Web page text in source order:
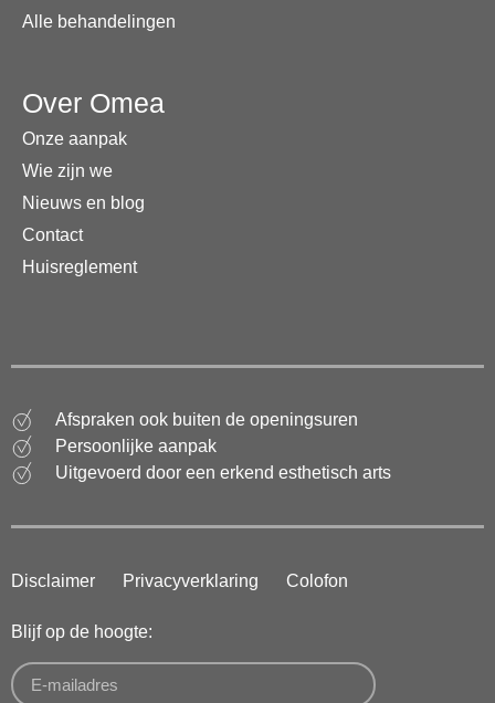
Alle behandelingen
Over Omea
Onze aanpak
Wie zijn we
Nieuws en blog
Contact
Huisreglement
Afspraken ook buiten de openingsuren
Persoonlijke aanpak
Uitgevoerd door een erkend esthetisch arts
Disclaimer Privacyverklaring Colofon
Blijf op de hoogte: